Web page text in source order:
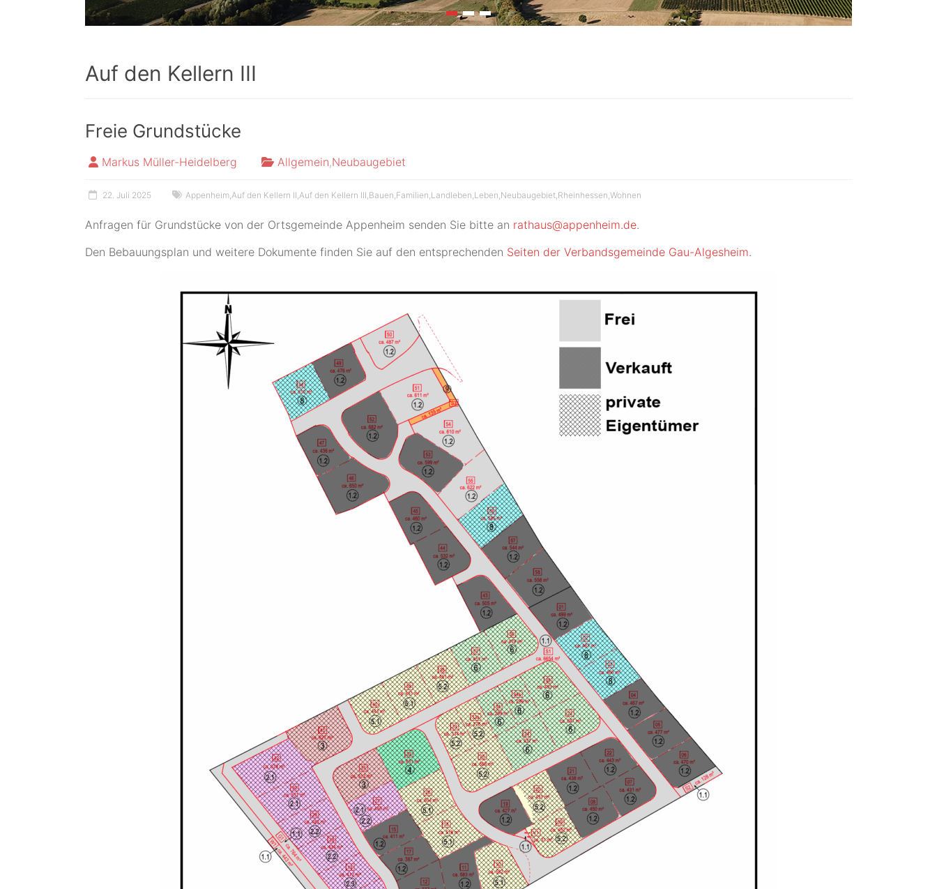
Auf den Kellern III
Freie Grundstücke
Markus Müller-Heidelberg Allgemein,Neubaugebiet
22. Juli 2025 Appenheim,Auf den Kellern II,Auf den Kellern III,Bauen,Familien,Landleben,Leben,Neubaugebiet,Rheinhessen,Wohnen
Anfragen für Grundstücke von der Ortsgemeinde Appenheim senden Sie bitte an rathaus@appenheim.de.
Den Bebauungsplan und weitere Dokumente finden Sie auf den entsprechenden Seiten der Verbandsgemeinde Gau-Algesheim.